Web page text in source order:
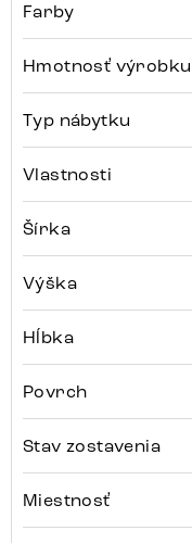
Farby
Hmotnosť
Typ nábytku
Vlastnosti
Šírka
Výška
Hĺbka
Povrch
Stav zostavenia
Miestnosť